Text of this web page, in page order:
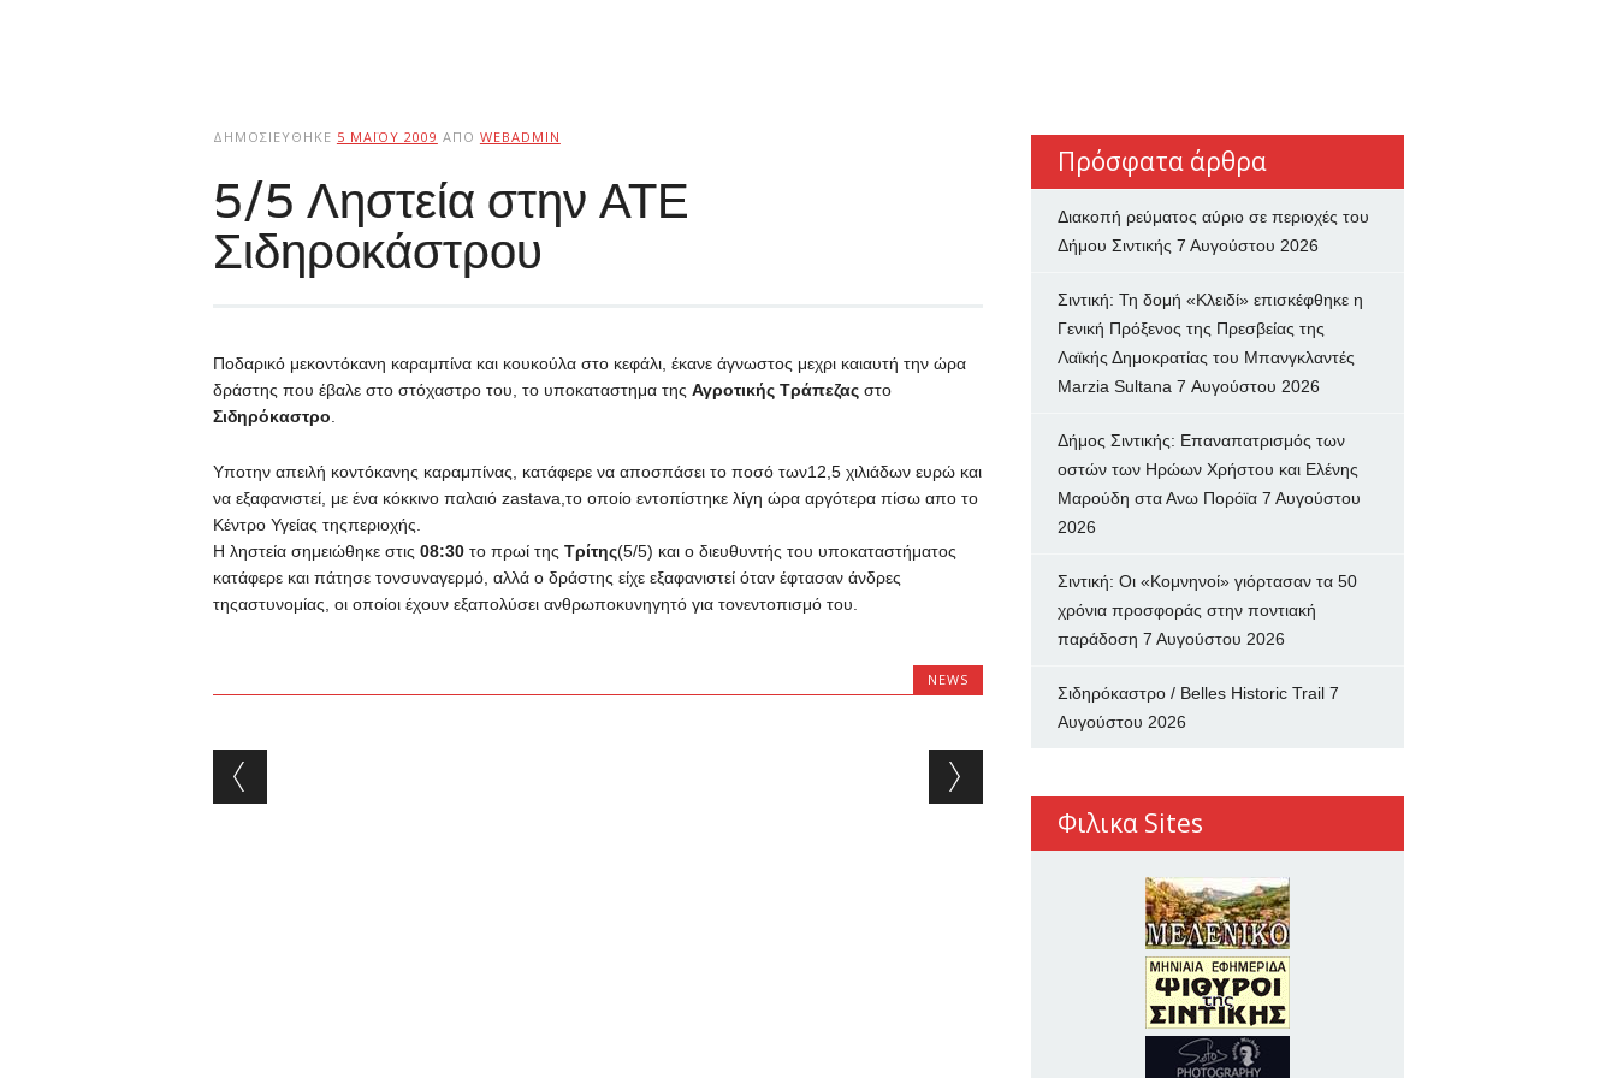
ΔΗΜΟΣΙΕΎΘΗΚΕ 5 ΜΑΪ́ΟΥ 2009 ΑΠΌ WEBADMIN
5/5 Ληστεία στην ΑΤΕ
Σιδηροκάστρου
Ποδαρικό μεκοντόκανη καραμπίνα και κουκούλα στο κεφάλι, έκανε άγνωστος μεχρι καιαυτή την ώρα
δράστης που έβαλε στο στόχαστρο του, το υποκαταστημα της Αγροτικής Τράπεζαςστο
Σιδηρόκαστρο
Υποτην απειλή κοντόκανης καραμπίνας, κατάφερε να αποσπάσει το ποσό των12,5 χιλιάδων ευρώ και
να εξαφανιστεί, με ένα κόκκινο παλαιό zastava,το οποίο εντοπίστηκε λίγη ώρα αργότερα πίσω απο το
Κέντρο Υγείας τηςπεριοχής.
Η ληστεία σημειώθηκε στις 08:30το πρωί της Τρίτης(5/5) και ο διευθυντής του υποκαταστήματος
κατάφερε και πάτησε τονσυναγερμό, αλλά ο δράστης είχε εξαφανιστεί όταν έφτασαν άνδρες
τηςαστυνομίας, οι οποίοι έχουν εξαπολύσει ανθρωποκυνηγητό για τονεντοπισμό του.
NEWS
Post navigation
Πρόσφατα άρθρα
Διακοπή ρεύματος αύριο σε περιοχές του
Δήμου Σιντικής 7 Αυγούστου 2026
Σιντική: Τη δομή «Κλειδί» επισκέφθηκε η
Γενική Πρόξενος της Πρεσβείας της
Λαϊκής Δημοκρατίας του Μπανγκλαντές
Marzia Sultana 7 Αυγούστου 2026
Δήμος Σιντικής: Επαναπατρισμός των
oστών των Ηρώων Χρήστου και Ελένης
Μαρούδη στα Ανω Πορόϊα 7 Αυγούστου
2026
Σιντική: Οι «Κομνηνοί» γιόρτασαν τα 50
χρόνια προσφοράς στην ποντιακή
παράδοση 7 Αυγούστου 2026
Σιδηρόκαστρο / Belles Historic Trail 7
Αυγούστου 2026
Φιλικα Sites